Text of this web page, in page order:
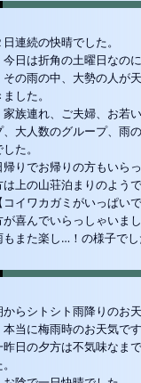
日連続の快晴でした。
日は折角の土曜日なの
の雨の中、大勢の人が
した。
族連れ、ご夫婦、お若
、大人数のグループ、雨
た。
帰りでお帰りの方もいら
は上の山荘泊まりのようで
コイワカガミがいっぱい
が喜んでいらっしゃいまし
もまた楽し…！の様子でし
からシトシト雨降りのお天
当に梅雨時のお天気です
昨日の夕方は不気味なま